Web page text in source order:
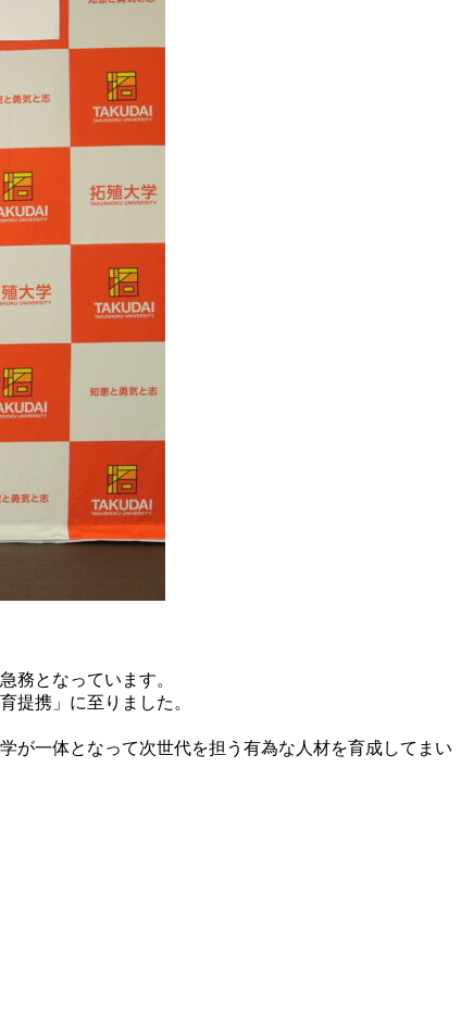
務となっています。
提携」に至りました。
が一体となって次世代を担う有為な人材を育成してまい